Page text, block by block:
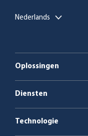
Nederlands
Oplossingen
Ketelcentrales
Diensten
Technologie